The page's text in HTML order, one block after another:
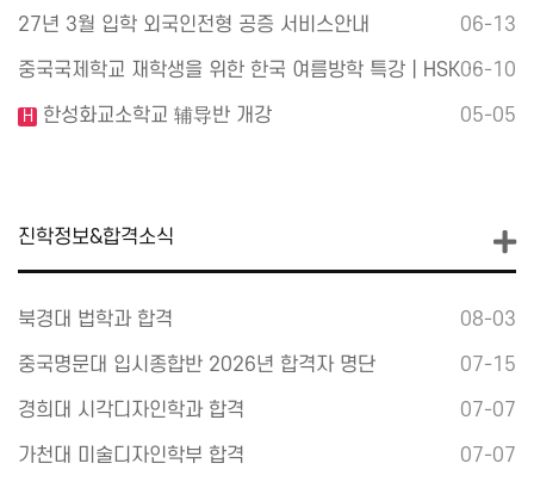
27년 3월 입학 외국인전형 공증 서비스안내 06-13
중국국제학교 재학생을 위한 한국 여름방학 특강｜HSK …06-10
H 한성화교소학교 辅导반 개강 05-05
진학정보&합격소식
북경대 법학과 합격 08-03
중국명문대 입시종합반 2026년 합격자 명단 07-15
경희대 시각디자인학과 합격 07-07
가천대 미술디자인학부 합격 07-07